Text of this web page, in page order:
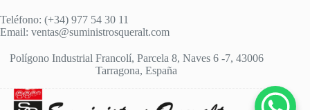
Teléfono: (+34) 977 54 30 11
Email: ventas@suministrosqueralt.com
Polígono Industrial Francolí, Parcela 8, Naves 6 -7, 43006
Tarragona, España